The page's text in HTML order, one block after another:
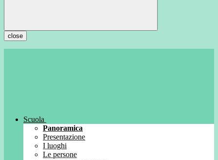
close
Scuola
Panoramica
Presentazione
I luoghi
Le persone